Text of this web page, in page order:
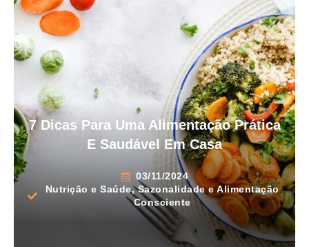
7 Dicas Para Uma Alimentação Prática
E Saudável Em Casa
03/11/2024
Nutrição e Saúde,Sazonalidade e Alimentação
Consciente